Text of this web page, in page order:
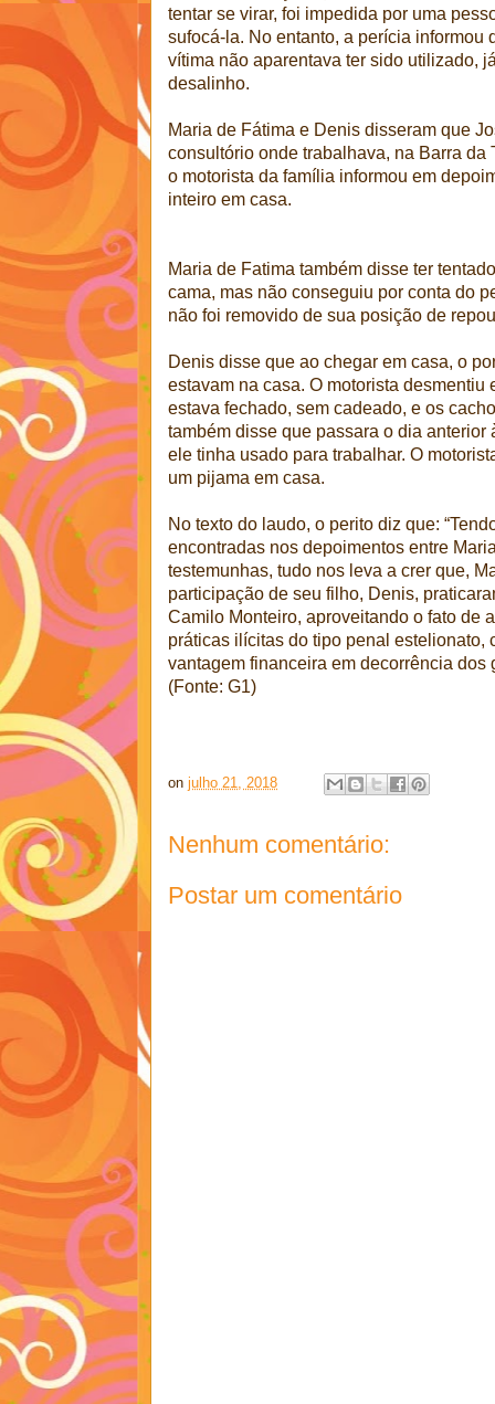
tentar se virar, foi impedida por uma
sufocá-la. No entanto, a perícia informou
vítima não aparentava ter sido utilizado,
desalinho.
Maria de Fátima e Denis disseram que
consultório onde trabalhava, na Barra da
o motorista da família informou em
inteiro em casa.
Maria de Fatima também disse ter
cama, mas não conseguiu por conta do
não foi removido de sua posição de
Denis disse que ao chegar em casa, o
estavam na casa. O motorista desmentiu
estava fechado, sem cadeado, e os
também disse que passara o dia anterior
ele tinha usado para trabalhar. O
um pijama em casa.
No texto do laudo, o perito diz que:
encontradas nos depoimentos entre
testemunhas, tudo nos leva a crer que,
participação de seu filho, Denis,
Camilo Monteiro, aproveitando o fato de
práticas ilícitas do tipo penal estelionato,
vantagem financeira em decorrência dos
(Fonte: G1)
on julho 21, 2018
Nenhum comentário:
Postar um comentário